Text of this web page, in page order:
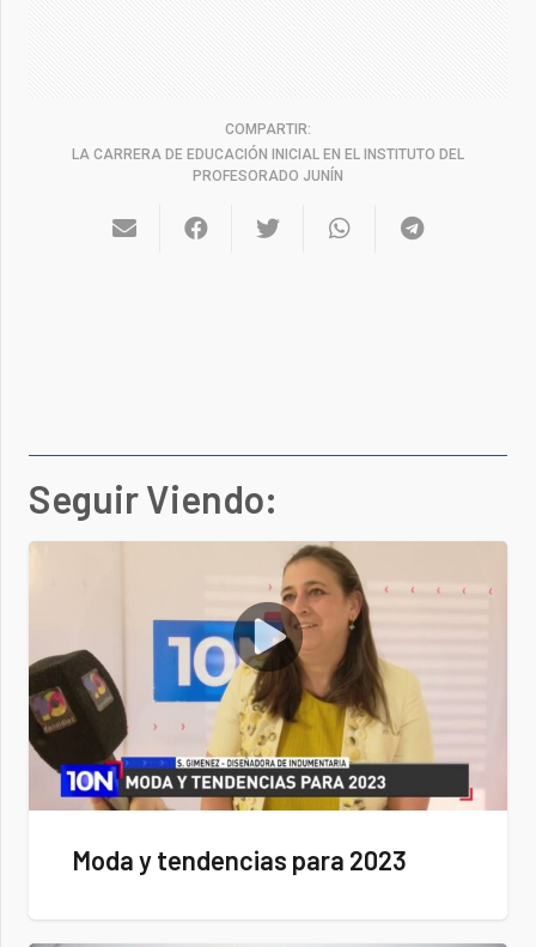
COMPARTIR:
LA CARRERA DE EDUCACIÓN INICIAL EN EL INSTITUTO DEL
PROFESORADO JUNÍN
Seguir Viendo:
Moda y tendencias para 2023